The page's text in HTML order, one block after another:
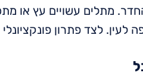
מתלים עשויים עץ או
לצד פתרון פונקציונלי